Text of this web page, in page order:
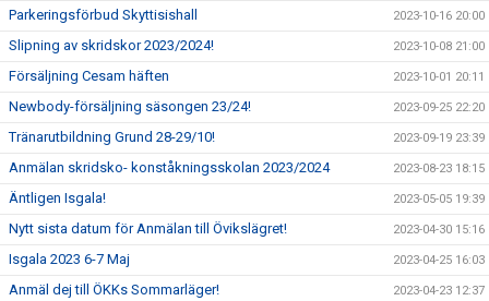
Parkeringsförbud Skyttisishall 2023-10-16 20:00
Slipning av skridskor 2023/2024! 2023-10-08 21:00
Försäljning Cesam häften 2023-10-01 20:11
Newbody-försäljning säsongen 23/24! 2023-09-25 22:20
Tränarutbildning Grund 28-29/10! 2023-09-19 23:39
Anmälan skridsko- konståkningsskolan 2023/2024 2023-08-23 18:15
Äntligen Isgala! 2023-05-05 19:39
Nytt sista datum för Anmälan till Övikslägret! 2023-04-30 15:16
Isgala 2023 6-7 Maj 2023-04-25 16:03
Anmäl dej till ÖKKs Sommarläger! 2023-04-23 12:37